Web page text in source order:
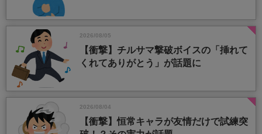
2026/08/05
【衝撃】チルサマ撃破ボイスの「挿れて
くれてありがとう」が話題に
2026/08/04
【衝撃】恒常キャラが友情だけで試練突